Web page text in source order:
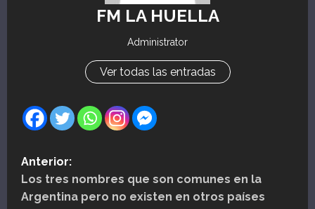
FM LA HUELLA
Administrator
Ver todas las entradas
N
a
Anterior:
Los tres nombres que son comunes en la
Argentina pero no existen en otros países